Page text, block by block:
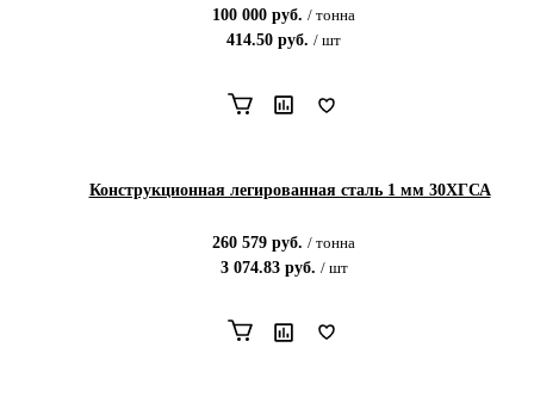
100 000 руб. / тонна
414.50 руб. / шт
Конструкционная легированная сталь 1 мм 30ХГСА
260 579 руб. / тонна
3 074.83руб. / шт